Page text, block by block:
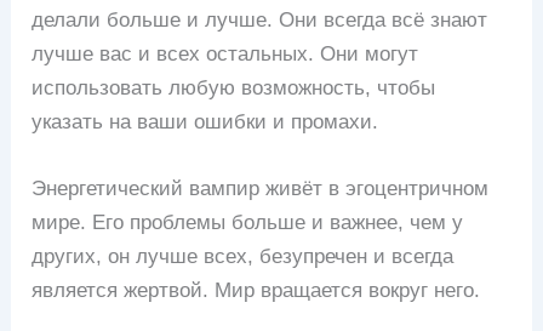
делали больше и лучше. Они всегда всё знают
лучше вас и всех остальных. Они могут
использовать любую возможность, чтобы
указать на ваши ошибки и промахи.
Энергетический вампир живёт в эгоцентричном
мире. Его проблемы больше и важнее, чем у
других, он лучше всех, безупречен и всегда
является жертвой. Мир вращается вокруг него.